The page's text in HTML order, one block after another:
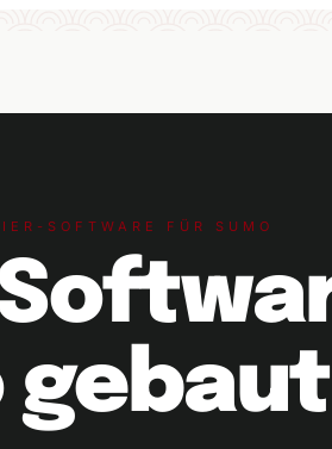
SOFTWARE FÜR SUMO